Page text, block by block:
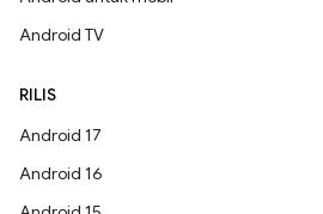
Android TV
RILIS
Android 17
Android 16